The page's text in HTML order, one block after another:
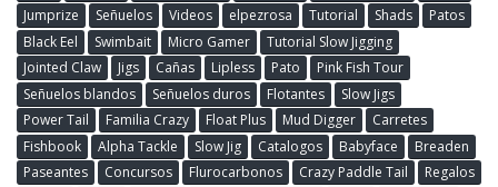
Jumprize
Señuelos Videos elpezrosa Tutorial Shads
Patos
Black Eel
Swimbait Micro Gamer
Tutorial Slow Jigging
Jointed Claw
Jigs Cañas Lipless Pato
Pink Fish Tour
Señuelos blandos
Señuelos duros Flotantes
Slow Jigs
Power Tail
Familia Crazy Float Plus Mud Digger
Carretes
Fishbook
Alpha Tackle Slow Jig Catalogos Babyface
Breaden
Paseantes
Concursos Flurocarbonos Crazy Paddle Tail
Regalos